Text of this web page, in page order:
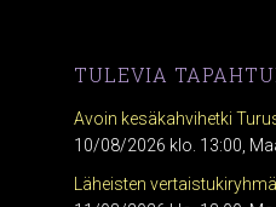
TULEVIA
Avoin kesäkahvihetki
10/08/2026 klo. 13:00,
Läheisten